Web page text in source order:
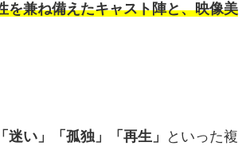
を兼ね備えたキャスト陣と、映像美
「迷い」「孤独」「再生」
といった複